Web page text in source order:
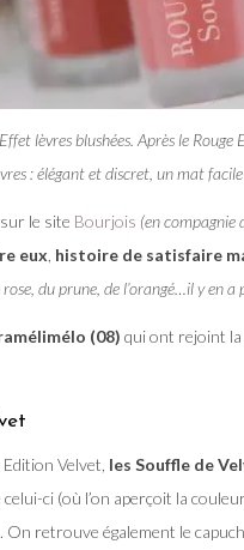
Effet lèvres blushées. Après le
: élégant et discret, un mat
le site Bourjois (en compagnie
eux histoire de satisfaire
rose, du prune, de l’orangé…il y en
(08) qui ont rejoint la
Velvet, les Souffle de
ci (où l’on aperçoit la
. On retrouve également le